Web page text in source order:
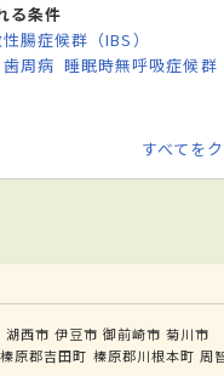
る条件
腸症候群（IBS）
歯周病 睡眠時無呼吸症候群
すべてを
湖西市 伊豆市 御前崎市 菊川市
榛原郡吉田町 榛原郡川根本町 周